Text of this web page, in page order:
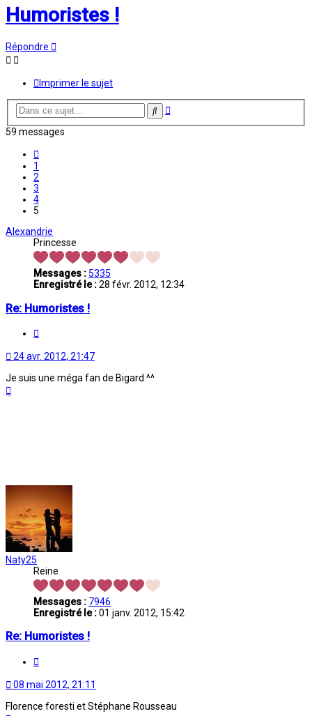
Humoristes !
Répondre
Imprimer le sujet
Rechercher
Recherche
59 messages
1
2
3
4
5
Alexandrie
Princesse
Messages :5335
Enregistré le :28 févr. 2012, 12:34
Re: Humoristes !
24 avr. 2012, 21:47
Je suis une méga fan de Bigard ^^
Naty25
Reine
Messages : 7946
Enregistré le :01 janv. 2012, 15:42
Re: Humoristes !
08 mai 2012, 21:11
Florence foresti et Stéphane Rousseau